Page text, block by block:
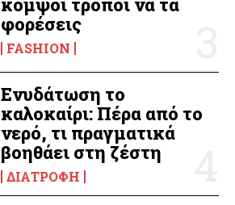
κομψοί τρόποι να τα
φορέσεις
FASHION
Ενυδάτωση το
καλοκαίρι: Πέρα από το
νερό, τι πραγματικά
βοηθάει στη ζέστη
ΔΙΑΤΡΟΦΉ